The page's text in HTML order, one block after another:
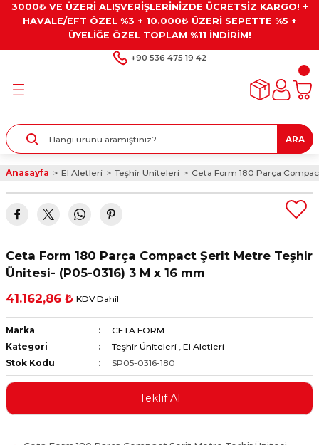
3000₺ VE ÜZERİ ALIŞVERİŞLERİNİZDE ÜCRETSİZ KARGO! +
HAVALE/EFT ÖZEL %3 + 10.000₺ ÜZERİ SEPETTE %5 +
ÜYELİĞE ÖZEL TOPLAM %11 İNDİRİM!
+90 536 475 19 42
Geri Dön
Geri Dön
Geri Dön
Gresler
Geri Dön
Alet Setleri
ve Multimetreler
ve Penseler
Geri Dön
Taşları ve
ARA
Anasayfa El Aletleri Teşhir Üniteleri Ceta Form 180 Parça
Ceta Form 180 Parça Compact Şerit Metre Teşhir
Ünitesi- (P05-0316) 3 M x 16 mm
41.162,86 ₺ KDV Dahil
Marka
CETA FORM
Kategori
Teşhir Üniteleri , El Aletleri
Stok Kodu
SP05-0316-180
Teklif Al